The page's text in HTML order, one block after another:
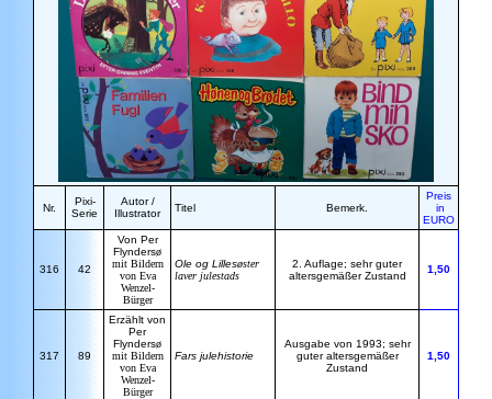
Nr.
Pixi-
Serie
Autor /
Illustrator
Titel Bemerk.
Preis
in
EURO
316 42
Von Per
Flyndersø
mit Bildern
von Eva
Wenzel-
Bürger
Ole og Lillesøster
laver julestads
2. Auflage; sehr guter
altersgemäßer Zustand
1,50
317 89
Erzählt von
Per
Flyndersø
mit Bildern
von Eva
Wenzel-
Bürger
Fars julehistorie
Ausgabe von 1993; sehr
guter altersgemäßer
Zustand
1,50